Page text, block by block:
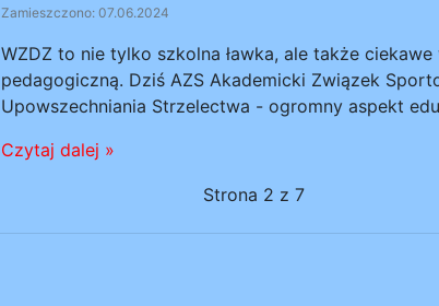
Zamieszczono: 07.06.2024
WZDZ to nie tylko szkolna ławka, ale także
pedagogiczną. Dziś AZS Akademicki Związek
Upowszechniania Strzelectwa - ogromny aspekt
Czytaj dalej »
Strona 2 z 7